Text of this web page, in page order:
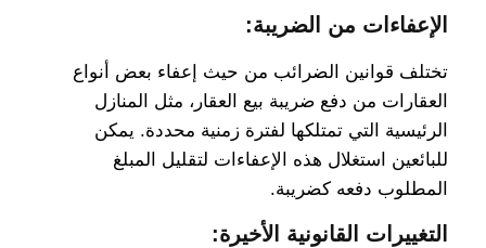
الإعفاءات من الضريبة:
تختلف قوانين الضرائب من حيث إعفاء بعض أنواع
العقارات من دفع ضريبة بيع العقار، مثل المنازل
الرئيسية التي تمتلكها لفترة زمنية محددة. يمكن
للبائعين استغلال هذه الإعفاءات لتقليل المبلغ
المطلوب دفعه كضريبة.
التغييرات القانونية الأخيرة: